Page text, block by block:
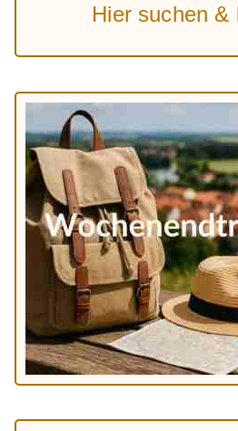
Hier suchen &